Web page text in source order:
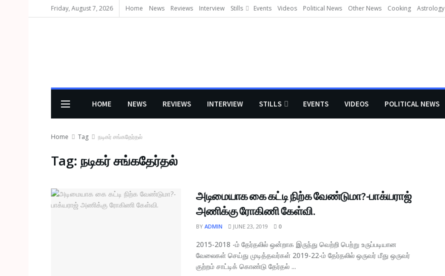
Friday, August 7, 2026 Home News Reviews Interview Stills Events Videos Political News Other News Cooking Astrology
HOME NEWS REVIEWS INTERVIEW STILLS EVENTS VIDEOS POLITICAL NEWS
Home Tag நடிகர் சங்கதேர்தல்
Tag: நடிகர் சங்கதேர்தல்
அடிமையாக கை கட்டி நிற்க வேண்டுமா?-பாக்யராஜ்
அணிக்கு ரோகிணி கேள்வி.
BY ADMIN JUNE 23, 2019 0
2015-2018 -ம் தேர்தலில் ஒன்றாக இருந்து வெற்றி பெற்று உருப்படியான
வேலைகள் செய்து முடித்தவர்கள் 2019-22-ம் தேர்தலில் ஒருவர் மீது ஒருவர்
குற்றம் சாட்டிக் கொண்டு தேர்தல் ...